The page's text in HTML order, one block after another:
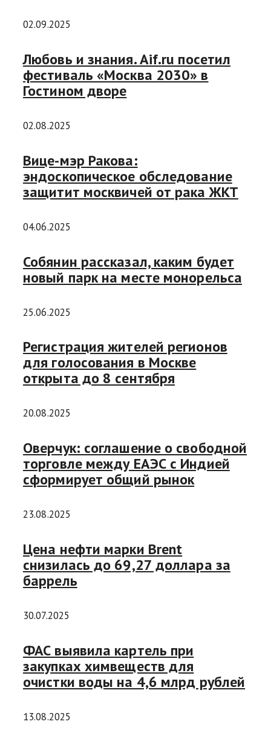
02.09.2025
Любовь и знания. Aif.ru посетил
фестиваль «Москва 2030» в
Гостином дворе
02.08.2025
Вице-мэр Ракова:
эндоскопическое обследование
защитит москвичей от рака ЖКТ
04.06.2025
Собянин рассказал, каким будет
новый парк на месте монорельса
25.06.2025
Регистрация жителей регионов
для голосования в Москве
открыта до 8 сентября
20.08.2025
Оверчук: соглашение о свободной
торговле между ЕАЭС с Индией
сформирует общий рынок
23.08.2025
Цена нефти марки Brent
снизилась до 69,27 доллара за
баррель
30.07.2025
ФАС выявила картель при
закупках химвеществ для
очистки воды на 4,6 млрд рублей
13.08.2025